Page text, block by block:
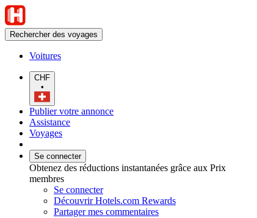
Rechercher des voyages
Voitures
CHF
•
Publier votre annonce
Assistance
Voyages
Se connecter
Obtenez des réductions instantanées grâce aux Prix
membres
Se connecter
Découvrir Hotels.com Rewards
Partager mes commentaires